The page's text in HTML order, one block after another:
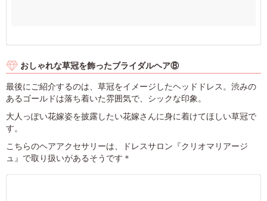
おしゃれな草冠を飾ったブライダルヘア⑧
最後にご紹介するのは、草冠をイメージしたヘッドドレス。渋みの
あるゴールドは落ち着いた雰囲気で、シックな印象。
大人っぽい花嫁姿を披露したい花嫁さんに身に着けてほしい草冠で
す。
こちらのヘアアクセサリーは、ドレスサロン『クリオマリアージ
ュ』で取り扱いがあるそうです＊